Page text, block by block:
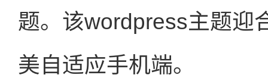
题。该wordpress主题迎
美自适应手机端。